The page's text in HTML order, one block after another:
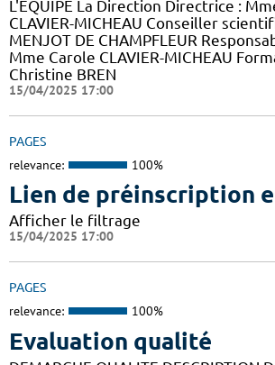
L'EQUIPE La Direction Directrice :
CLAVIER-MICHEAU Conseiller
MENJOT DE CHAMPFLEUR
Mme Carole CLAVIER-MICHEAU
Christine BREN
15/04/2025 17:00
PAGES
relevance: 100%
Lien de préinscription
Afficher le filtrage
15/04/2025 17:00
PAGES
relevance: 100%
Evaluation qualité